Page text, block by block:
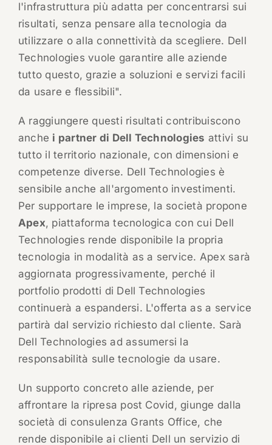
l'infrastruttura più adatta per concentrarsi sui
risultati, senza pensare alla tecnologia da
utilizzare o alla connettività da scegliere. Dell
Technologies vuole garantire alle aziende
tutto questo, grazie a soluzioni e servizi facili
da usare e flessibili".
A raggiungere questi risultati contribuiscono
anche i partner di Dell Technologies attivi su
tutto il territorio nazionale, con dimensioni e
competenze diverse. Dell Technologies è
sensibile anche all'argomento investimenti.
Per supportare le imprese, la società propone
Apex, piattaforma tecnologica con cui Dell
Technologies rende disponibile la propria
tecnologia in modalità as a service. Apex sarà
aggiornata progressivamente, perché il
portfolio prodotti di Dell Technologies
continuerà a espandersi. L'offerta as a service
partirà dal servizio richiesto dal cliente. Sarà
Dell Technologies ad assumersi la
responsabilità sulle tecnologie da usare.
Un supporto concreto alle aziende, per
affrontare la ripresa post Covid, giunge dalla
società di consulenza Grants Office, che
rende disponibile ai clienti Dell un servizio di